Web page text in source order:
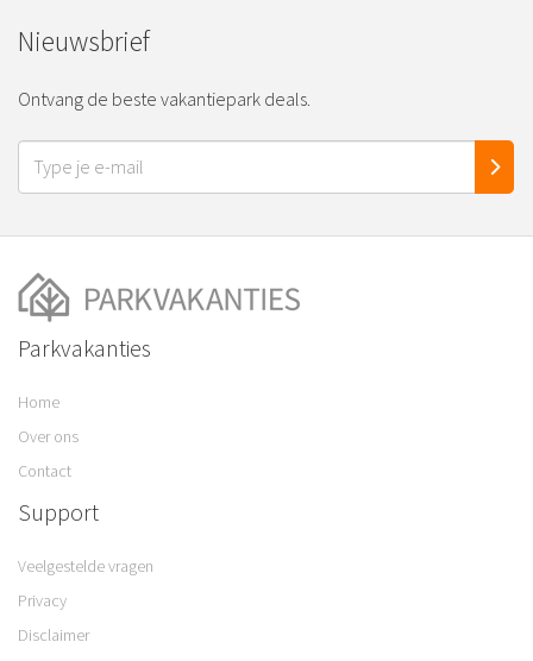
Nieuwsbrief
Ontvang de beste vakantiepark deals.
Parkvakanties
Home
Over ons
Contact
Support
Veelgestelde vragen
Privacy
Disclaimer